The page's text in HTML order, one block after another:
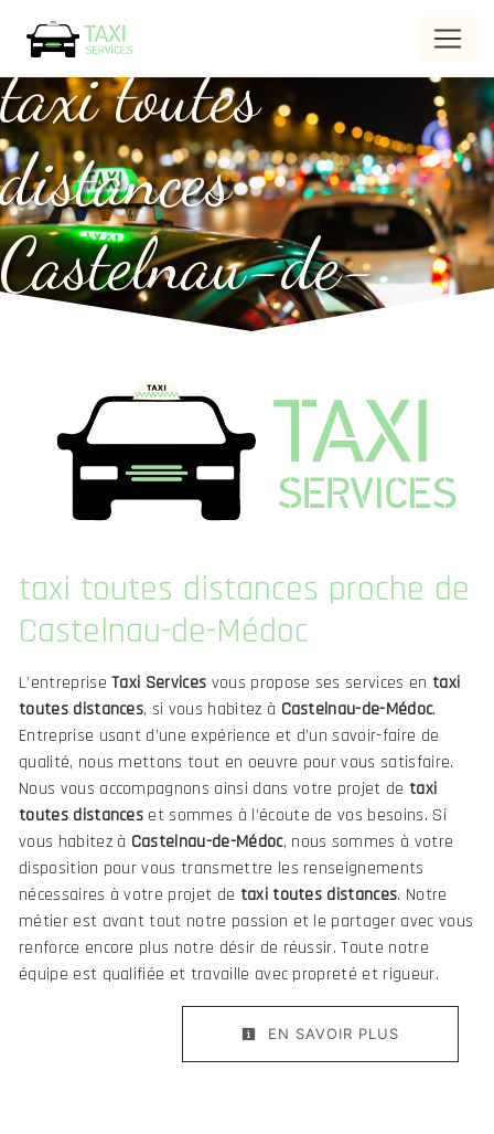
taxi toutes
distances
Castelnau-de-
taxi toutes distances proche de
Castelnau-de-Médoc
L’entrepriseTaxi Services vous propose ses services en taxi
toutes distances, si vous habitez à Castelnau-de-Médoc.
Entreprise usant d’une expérience et d’un savoir-faire de
qualité, nous mettons tout en oeuvre pour vous satisfaire.
Nous vous accompagnons ainsi dans votre projet de taxi
toutes distances et sommes à l’écoute de vos besoins. Si
vous habitez à Castelnau-de-Médoc, nous sommes à votre
disposition pour vous transmettre les renseignements
nécessaires à votre projet de taxi toutes distances. Notre
métier est avant tout notre passion et le partager avec vous
renforce encore plus notre désir de réussir. Toute notre
équipe est qualifiée et travaille avec propreté et rigueur.
EN SAVOIR PLUS